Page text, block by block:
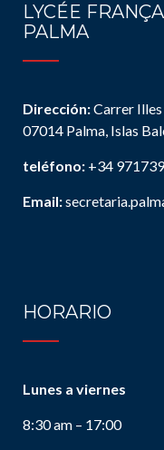
LYCÉE
PALMA
Dirección:Carrer
07014 Palma, Islas
teléfono: +34
Email:
HORARIO
Lunes a viernes
8:30 am – 17:00